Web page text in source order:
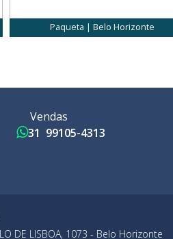
Paqueta | Belo Horizonte
Vendas
31 99105-4313
DE LISBOA, 1073 - Belo Horizonte